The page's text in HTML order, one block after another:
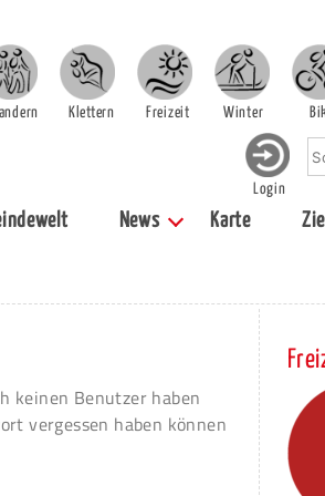
Klettern Freizeit Winter
Login
News Karte
keinen Benutzer haben
vergessen haben können